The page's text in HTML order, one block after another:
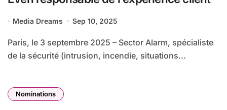
Media Dreams Sep 10, 2025
Paris, le 3 septembre 2025 – Sector Alarm, spécialiste
de la sécurité (intrusion, incendie, situations...
Nominations